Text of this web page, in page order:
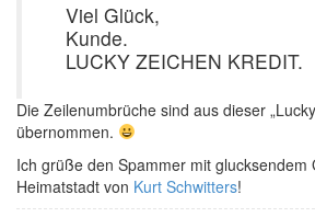
Viel Glück,
Kunde.
LUCKY ZEICHEN KREDIT.
Die Zeilenumbrüche sind aus dieser
übernommen.
Ich grüße den Spammer mit glucksendem
Heimatstadt von Kurt Schwitters!